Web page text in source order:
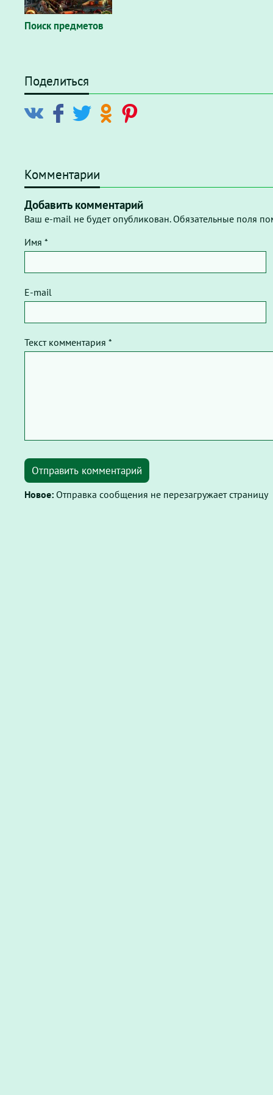
Поиск предметов
Поделиться
Комментарии
Добавить комментарий
Ваш e-mail не будет опубликован. Обязательные поля
Имя *
E-mail
Текст комментария *
Отправить комментарий
Новое: Отправка сообщения не перезагружает страницу